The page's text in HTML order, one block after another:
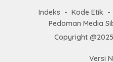
Indeks Kode Etik
Pedoman Media
Copyright
Versi